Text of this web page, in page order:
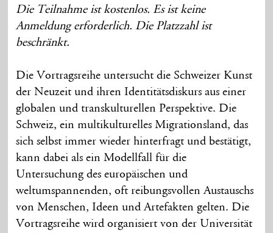
Die Teilnahme ist kostenlos. Es ist keine
Anmeldung erforderlich. Die Platzzahl ist
beschränkt.
Die Vortragsreihe untersucht die Schweizer Kunst
der Neuzeit und ihren Identitätsdiskurs aus einer
globalen und transkulturellen Perspektive. Die
Schweiz, ein multikulturelles Migrationsland, das
sich selbst immer wieder hinterfragt und bestätigt,
kann dabei als ein Modellfall für die
Untersuchung des europäischen und
weltumspannenden, oft reibungsvollen Austauschs
von Menschen, Ideen und Artefakten gelten. Die
Vortragsreihe wird organisiert von der Universität